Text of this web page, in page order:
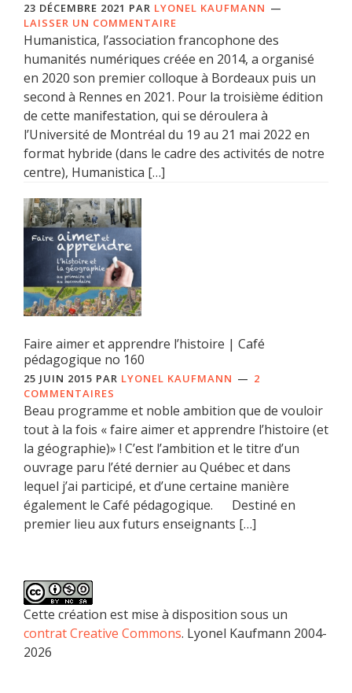
23 DÉCEMBRE 2021 PAR LYONEL KAUFMANN
LAISSER UN COMMENTAIRE
Humanistica, l’association francophone des
humanités numériques créée en 2014, a organisé
en 2020 son premier colloque à Bordeaux puis un
second à Rennes en 2021. Pour la troisième édition
de cette manifestation, qui se déroulera à
l’Université de Montréal du 19 au 21 mai 2022 en
format hybride (dans le cadre des activités de notre
centre), Humanistica […]
Faire aimer et apprendre l’histoire | Café
pédagogique no 160
25 JUIN 2015 PAR LYONEL KAUFMANN
2
COMMENTAIRES
Beau programme et noble ambition que de vouloir
tout à la fois « faire aimer et apprendre l’histoire (et
la géographie)» ! C’est l’ambition et le titre d’un
ouvrage paru l’été dernier au Québec et dans
lequel j’ai participé, et d’une certaine manière
également le Café pédagogique. Destiné en
premier lieu aux futurs enseignants […]
Cette création est mise à disposition sous un
contrat Creative Commons. Lyonel Kaufmann 2004-
2026